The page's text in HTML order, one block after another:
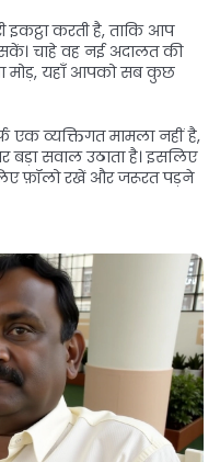
इकट्ठा करती है, ताकि आप
चाहे वह नई अदालत की
मोड़, यहाँ आपको सब कुछ
एक व्यक्तिगत मामला नहीं है,
बड़ा सवाल उठाता है। इसलिए
फ़ॉलो रखें और जरूरत पड़ने